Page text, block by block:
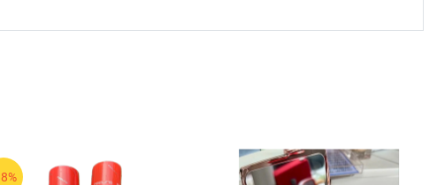
LENA nổi